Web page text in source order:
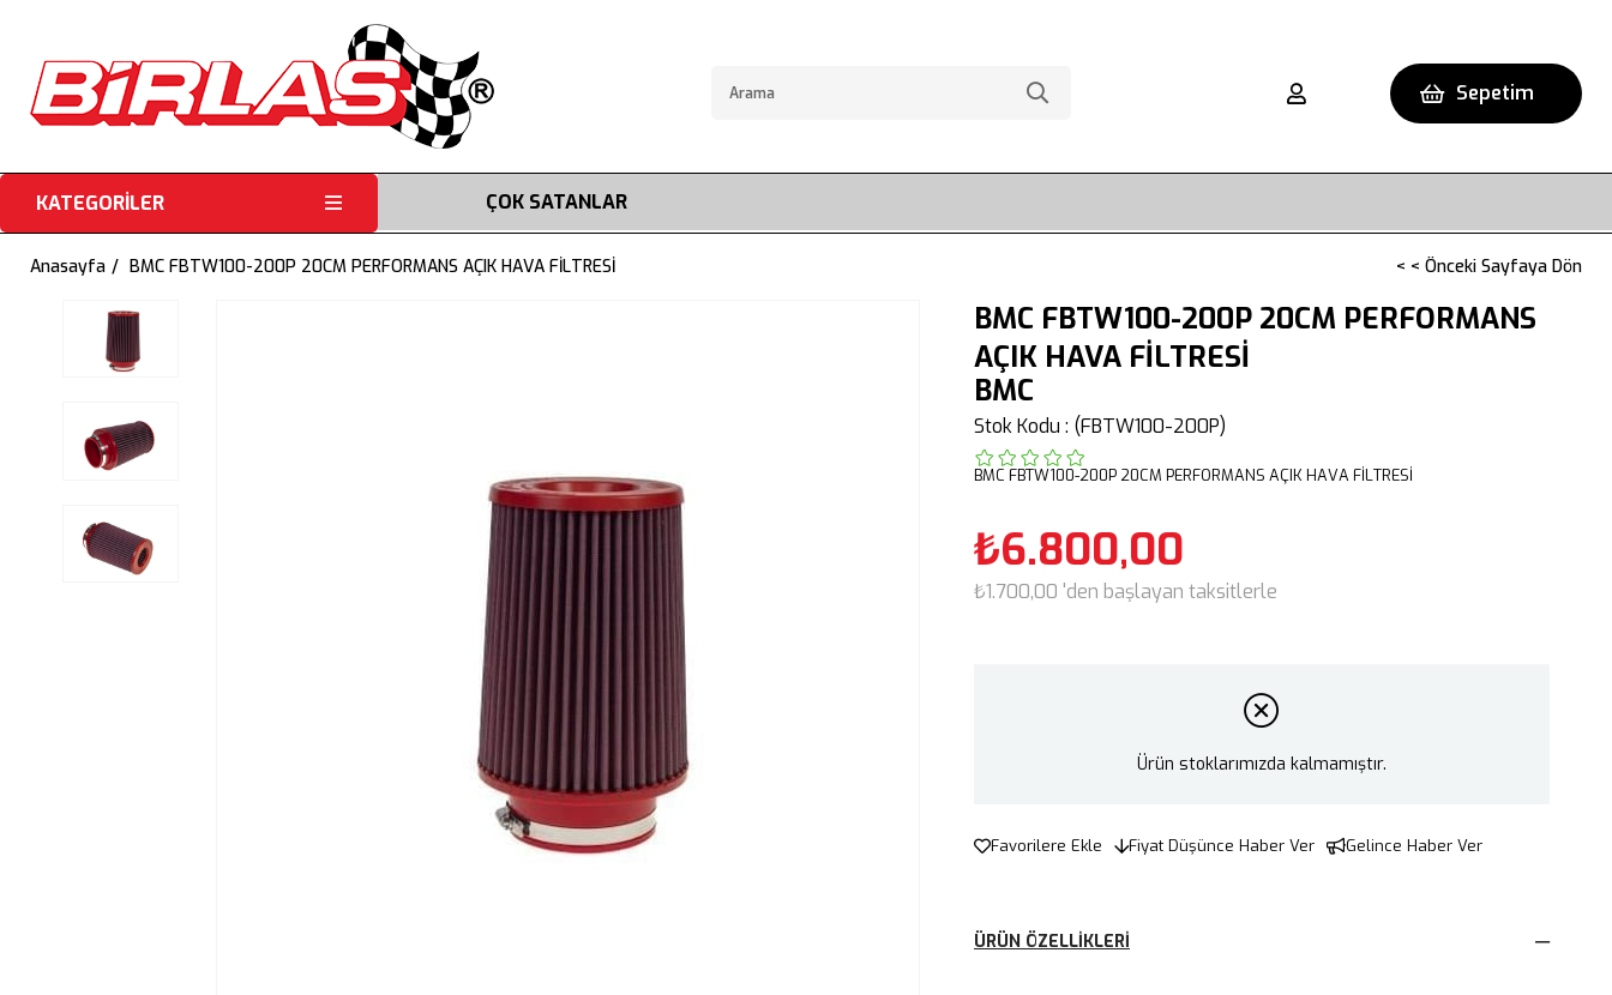
Sepetim
KATEGORİLER ÇOK SATANLAR
Anasayfa BMC FBTW100-200P 20CM PERFORMANS AÇIK HAVA FİLTRESİ < < Önceki Sayfaya Dön
BMC FBTW100-200P 20CM PERFORMANS
AÇIK HAVA FİLTRESİ
BMC
Stok Kodu (FBTW100-200P)
BMC FBTW100-200P 20CM PERFORMANS AÇIK HAVA FİLTRESİ
₺6.800,00
₺1.700,00 'den başlayan taksitlerle
Ürün stoklarımızda kalmamıştır.
Favorilere Ekle Fiyat Düşünce Haber Ver Gelince Haber Ver
ÜRÜN ÖZELLIKLERI